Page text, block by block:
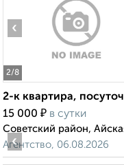
2/8
‹
2-к квартира,
15 000 ₽ в сутки
Советский район,
Агентство, 06.08.2026
‹